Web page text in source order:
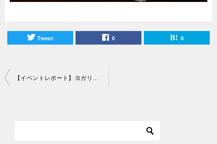
Tweet 0 0
投
【イベントレポート】ヨガリトリート＠慈眼寺